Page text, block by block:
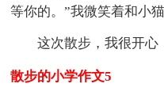
等你的。”我微笑着和小猫
这次散步，我很开心
散步的小学作文5